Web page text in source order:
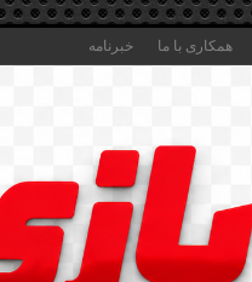
همکاری با ما خبرنامه